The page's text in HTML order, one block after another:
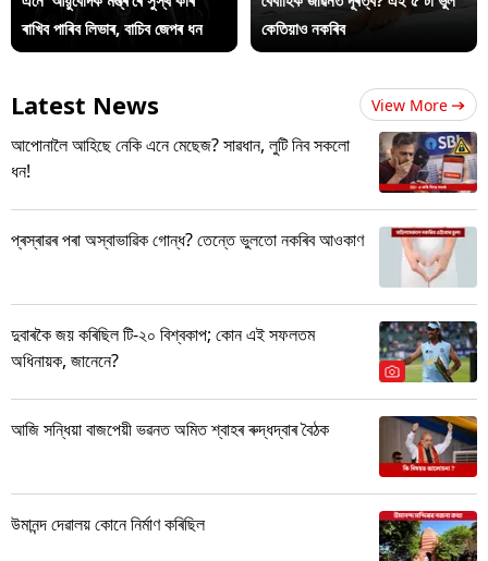
ৰাখিব পাৰিব লিভাৰ, বাচিব জেপৰ ধন
কেতিয়াও নকৰিব
Latest News View More
আপোনালৈ আহিছে নেকি এনে মেছেজ? সাৱধান, লুটি নিব সকলো
ধন!
প্ৰস্ৰাৱৰ পৰা অস্বাভাৱিক গোন্ধ? তেন্তে ভুলতো নকৰিব আওকাণ
দুবাৰকৈ জয় কৰিছিল টি-২০ বিশ্বকাপ; কোন এই সফলতম
অধিনায়ক, জানেনে?
আজি সন্ধিয়া বাজপেয়ী ভৱনত অমিত শ্বাহৰ ৰুদ্ধদ্বাৰ বৈঠক
উমানন্দ দেৱালয় কোনে নিৰ্মাণ কৰিছিল